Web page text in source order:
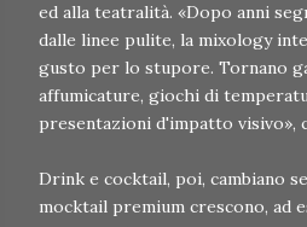
ed alla teatralità. «Dopo anni
dalle linee pulite, la mixology
gusto per lo stupore. Tornano
affumicature, giochi di
presentazioni d'impatto visivo»,
Drink e cocktail, poi, cambiano
mocktail premium crescono, ad